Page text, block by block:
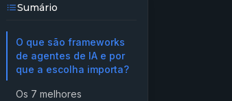
Sumário
O que são frameworks
de agentes de IA e por
que a escolha importa?
Os 7 melhores